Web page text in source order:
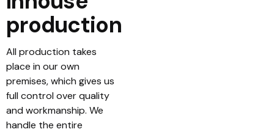
production
All production takes
place in our own
premises, which gives us
full control over quality
and workmanship. We
handle the entire